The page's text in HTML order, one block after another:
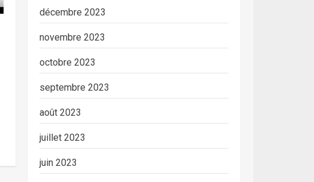
décembre 2023
novembre 2023
octobre 2023
septembre 2023
août 2023
juillet 2023
juin 2023